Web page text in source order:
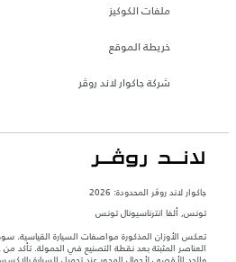
ملفات الكوكيز
خريطة الموقع
شركة جاكوار لاند روڤر
جاكوار لاند روڨر المحدودة: 2026
تونس, ألفا انترناسيونال تونس
تعكس الأوزان المذكورة مواصفات السيارة القياسية.
العناصر المثبتة بعد نقطة التصنيع في الحمولة. تأكد من